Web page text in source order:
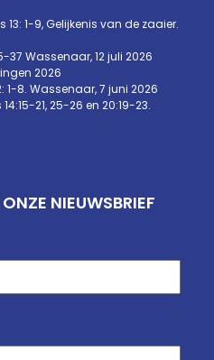
13: 1-9, Gelijkenis van de zaaier.
37 Wassenaar, 12 juli 2026
2026
1-8. Wassenaar, 7 juni 2026
21, 25-26 en 20:19-23.
NIEUWSBRIEF